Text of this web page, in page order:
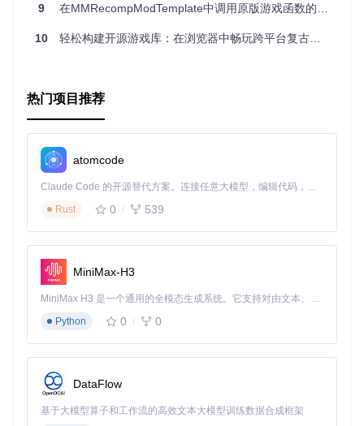
一扇通往游戏编程的大门。如果你正在寻找一个简单而又有趣
在就去体验吧，看看你能创造出怎样的精彩作品！
9 在MMRecompModTemplate中调用原版游戏函数的技巧
10 轻松构建开源游戏库：在浏览器中畅玩跨平台复古游戏
热门项目推荐
atomcode
Claude Code 的开源替代方案。连接任意大模型，编辑代码，运行命令，自动验证 — 全自动执行。用 Rust 构建，极致性能。 ｜ An open-source alternative to Claude Code. Connect any LLM, edit code, run commands, and verify changes — autonomously. Built in Rust for speed. Get Started
Rust
0 539
MiniMax-H3
MiniMax H3 是一个通用的全模态生成系统。它支持对由文本、图像、视频和音频组成的多模态上下文进行统一理解，并能生成分辨率高达 2K、时长可达 15 秒的带原生立体声音频的视频。得益于面向任务泛化的系统设计，H3 在预训练阶段就已具备广泛的多模态上下文理解与生成能力，能够出色地执行复杂的多模态指令。
Python
0 0
DataFlow
基于大模型算子和工作流的高效文本大模型训练数据合成框架